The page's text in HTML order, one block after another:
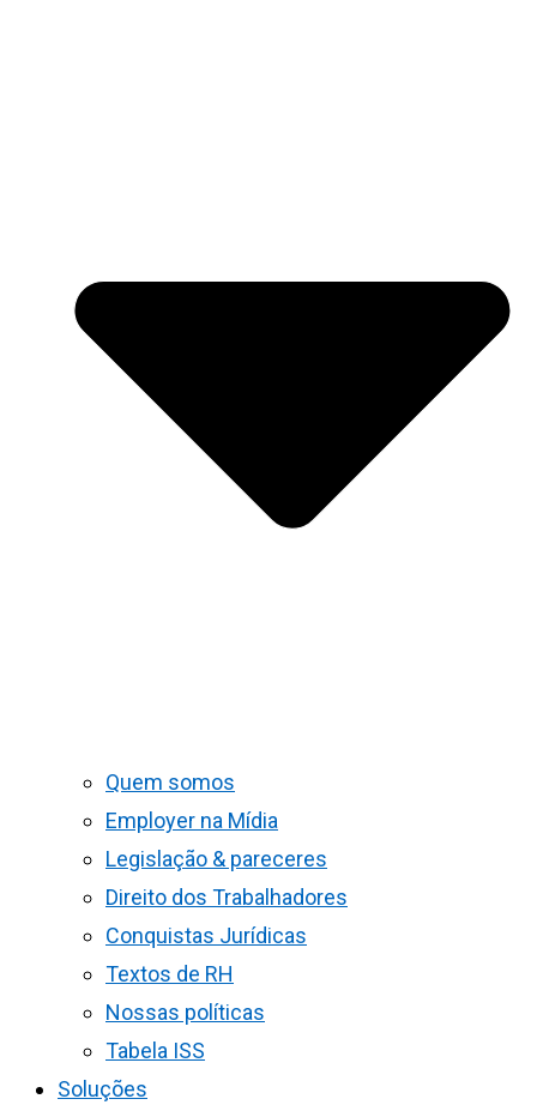
Quem somos
Employer na Mídia
Legislação & pareceres
Direito dos Trabalhadores
Conquistas Jurídicas
Textos de RH
Nossas políticas
Tabela ISS
Soluções